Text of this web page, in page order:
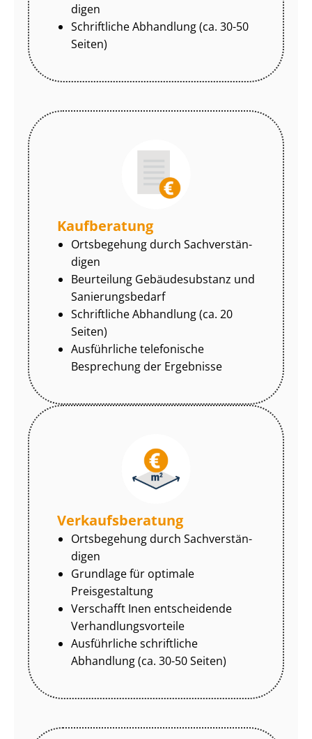
di­gen
Schriftliche Abhandlung (ca. 30-50
Seiten)
Kaufberatung
Ortsbegehung durch Sach­ver­stän­
di­gen
Beurteilung Gebäudesubstanz und
Sa­nie­rungs­be­darf
Schriftliche Abhandlung (ca. 20
Seiten)
Ausführliche telefonische
Besprechung der Ergebnisse
Ver­kaufs­be­ra­tung
Ortsbegehung durch Sach­ver­stän­
di­gen
Grundlage für optimale
Preisgestaltung
Verschafft Inen entscheidende
Ver­hand­lungs­vor­tei­le
Ausführliche schriftliche
Abhandlung (ca. 30-50 Seiten)